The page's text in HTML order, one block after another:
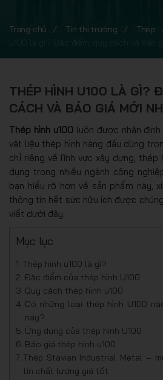
Trang chủ Tin thị trường Thép
THÉP HÌNH U100 LÀ GÌ?
CÁCH VÀ BÁO GIÁ MỚI
Thép hình u100luôn được nhận
vật liệu thép hình hàng đầu dùng
chỉ riêng về lĩnh vực xây dựng, thép
dụng trong nhiều ngành công
bạn hiểu rõ hơn về sản phẩm này,
thông tin hết sức hữu ích được
viết dưới đây.
Mục lục
Thép hình u100 là gì?
Đặc điểm của thép hình U100
Quy cách thép hình u100
Có những loại thép hình U100
nay?
Ứng dụng của thép hình U100
Báo giá thép hình u100
Thép Stavian Industrial Metal –
tín chất lượng giá tốt